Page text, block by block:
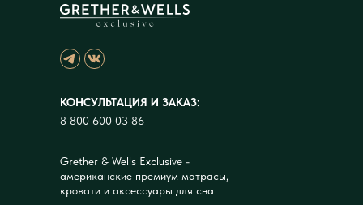
КОНСУЛЬТАЦИЯ И ЗАКАЗ:
8 800 600 03 86
Grether & Wells Exclusive -
американские премиум матрасы,
кровати и аксессуары для сна